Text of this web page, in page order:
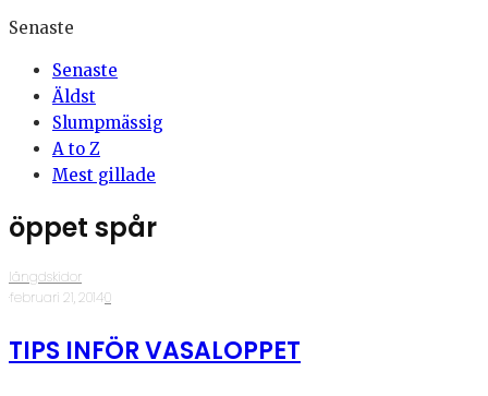
Senaste
Senaste
Äldst
Slumpmässig
A to Z
Mest gillade
öppet spår
längdskidor
·februari 21, 2014·0
TIPS INFÖR VASALOPPET